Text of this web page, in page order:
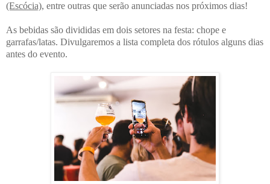
(Escócia), entre outras que serão anunciadas nos próximos dias!
As bebidas são divididas em dois setores na festa: chope e
garrafas/latas. Divulgaremos a lista completa dos rótulos alguns dias
antes do evento.